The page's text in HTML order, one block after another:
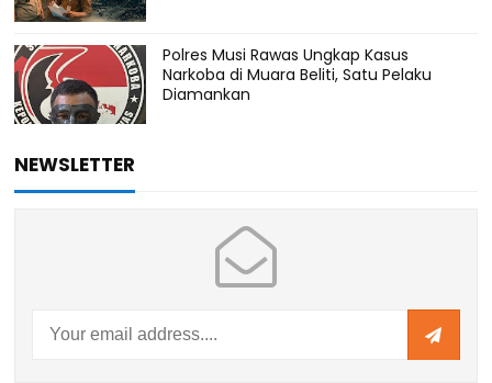
Polres Musi Rawas Ungkap Kasus
Narkoba di Muara Beliti, Satu Pelaku
Diamankan
NEWSLETTER